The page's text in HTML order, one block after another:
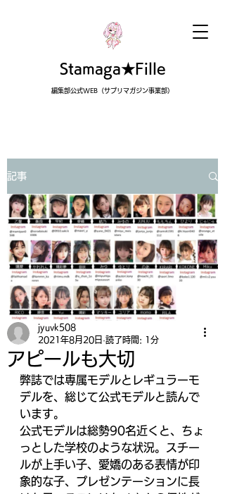
Stamaga★Fille
編集部公式WEB（サプリマガジン事業部）
記事
アピールも大切
jyuvk508
2021年8月20日 読了時間: 1分
弊誌では専属モデルとレギュラーモ
デルを、総じて公式モデルと読んで
います。
公式モデルは総勢90名近くと、ちょ
っとした学校のような状況。スチー
ルが上手い子、愛嬌のある表情が印
象的な子、プレゼンテーションに長